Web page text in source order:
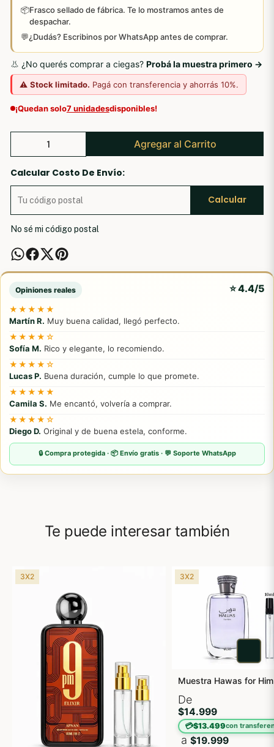
📦Frasco sellado de fábrica. Te lo mostramos antes de
despachar.
💬¿Dudás? Escribinos por WhatsApp antes de comprar.
👃 ¿No querés comprar a ciegas? Probá la muestra primero →
⚠️ Stock limitado. Pagá con transferencia y ahorrás 10%.
¡Quedan solo7 unidadesdisponibles!
Agregar al Carrito
Calcular Costo De Envío:
Calcular
No sé mi código postal
Opiniones reales ⭐ 4.4/5
★★★★★
Martín R. Muy buena calidad, llegó perfecto.
★★★★☆
Sofía M. Rico y elegante, lo recomiendo.
★★★★☆
Lucas P. Buena duración, cumple lo que promete.
★★★★★
Camila S. Me encantó, volvería a comprar.
★★★★☆
Diego D. Original y de buena estela, conforme.
🔒 Compra protegida · 📦 Envío gratis · 💬 Soporte WhatsApp
Te puede interesar también
3X2 3X2
Muestra Hawas for Him
De
$14.999
💳$13.499con
a $19.999